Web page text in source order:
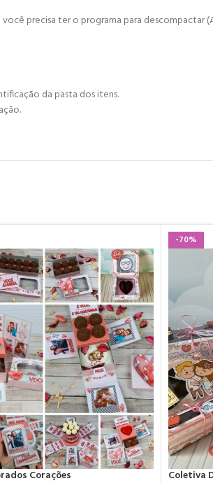
você precisa ter o programa para
da pasta dos itens.
Corações
-70%
Coletiva